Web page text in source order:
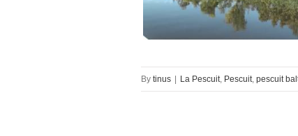
By tinus La Pescuit, Pescuit, pescuit